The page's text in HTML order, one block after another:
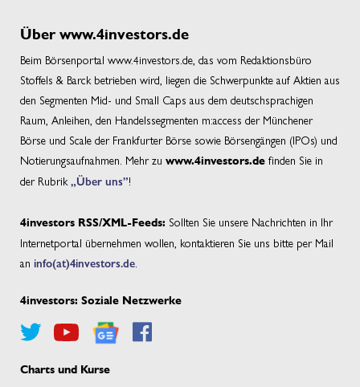
Über www.4investors.de
Beim Börsenportal www.4investors.de, das vom Redaktionsbüro
Stoffels & Barck betrieben wird, liegen die Schwerpunkte auf Aktien aus
den Segmenten Mid- und Small Caps aus dem deutschsprachigen
Raum, Anleihen, den Handelssegmenten m:access der Münchener
Börse und Scale der Frankfurter Börse sowie Börsengängen (IPOs) und
Notierungsaufnahmen. Mehr zu www.4investors.de finden Sie in
der Rubrik „Über uns”!
4investors RSS/XML-Feeds: Sollten Sie unsere Nachrichten in Ihr
Internetportal übernehmen wollen, kontaktieren Sie uns bitte per Mail
an info(at)4investors.de
4investors: Soziale Netzwerke
Charts und Kurse